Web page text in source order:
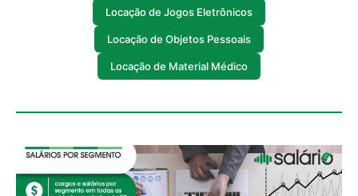
Locação de Jogos Eletrônicos
Locação de Objetos Pessoais
Locação de Material Médico